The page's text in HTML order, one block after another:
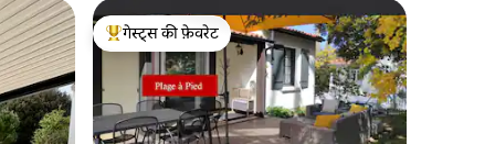
गेस्ट्स का टॉप फ़ेवरेट
गेस्ट्स की फ़ेवरेट